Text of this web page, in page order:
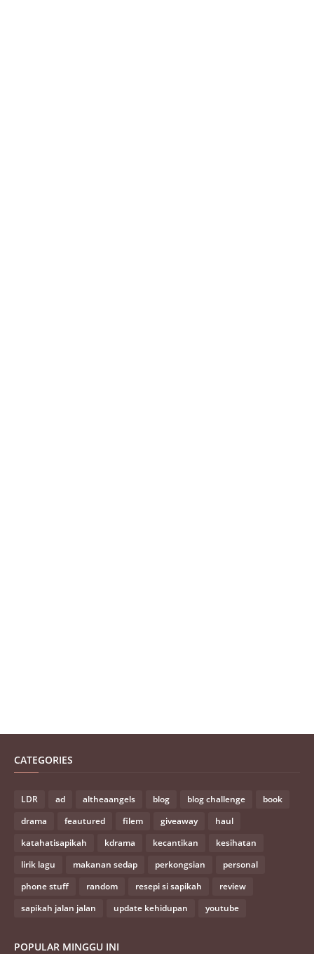
CATEGORIES
LDR ad altheaangels blog blog challenge
book
drama
feautured filem giveaway
haul
katahatisapikah
kdrama kecantikan
kesihatan
lirik lagu
makanan sedap perkongsian
personal
phone stuff
random resepi si sapikah
review
sapikah jalan jalan
update kehidupan youtube
POPULAR MINGGU INI